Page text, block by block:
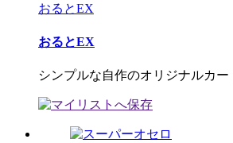
おるとEX
おるとEX
シンプルな自作のオリジナルカー